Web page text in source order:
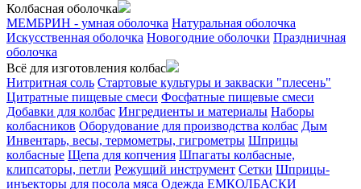
Колбасная оболочка
МЕМБРИН - умная оболочка Натуральная оболочка
Искусственная оболочка Новогодние оболочки Праздничная
оболочка
Всё для изготовления колбас
Нитритная соль Стартовые культуры и закваски "плесень"
Цитратные пищевые смеси Фосфатные пищевые смеси
Добавки для колбас Ингредиенты и материалы Наборы
колбасников Оборудование для производства колбас Дым
Инвентарь, весы, термометры, гигрометры Шприцы
колбасные Щепа для копчения Шпагаты колбасные,
клипсаторы, петли Режущий инструмент Сетки Шприцы-
инъекторы для посола мяса Одежда ЕМКОЛБАСКИ